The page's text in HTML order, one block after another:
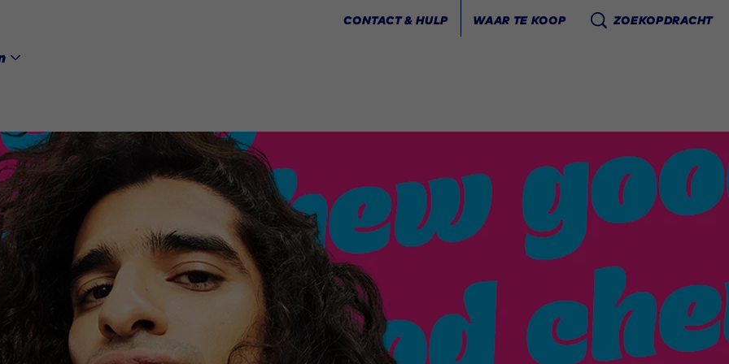
CONTACT & HULP WAAR TE KOOP ZOEKOPDRACHT